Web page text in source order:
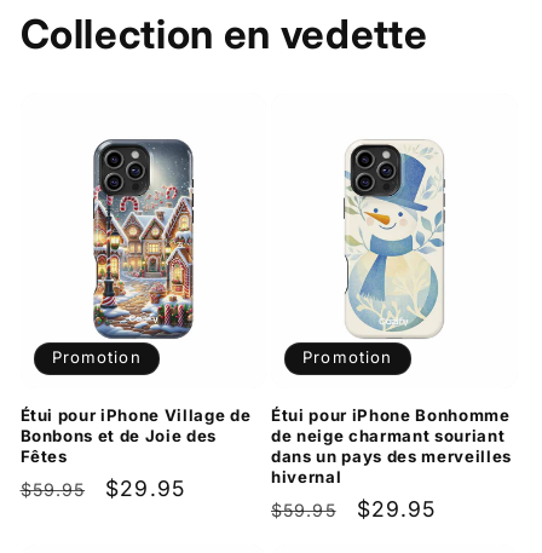
Collection en vedette
Promotion
Étui pour iPhone Village de
Bonbons et de Joie des
Fêtes
Prix
$59.95
Prix
$29.95
Promotion
Étui pour iPhone Bonhomme
de neige charmant souriant
dans un pays des merveilles
hivernal
Prix
$59.95
Prix
$29.95